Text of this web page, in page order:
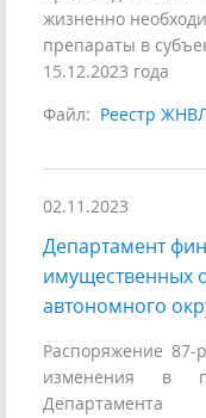
жизненно
препараты в
15.12.2023 года
Файл: Реестр
02.11.2023
Департамент
имущественных
автономного
Распоряжение
изменения в